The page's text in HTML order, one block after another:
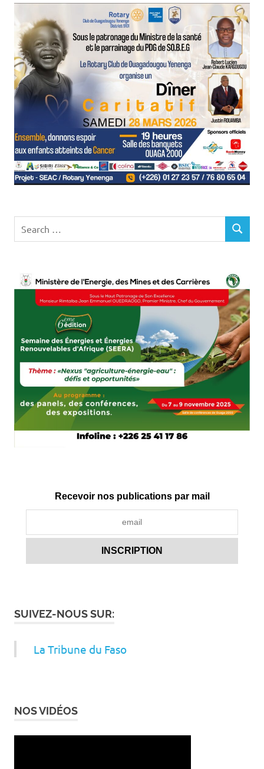
for:
SEARCH
Recevoir nos publications par mail
SUIVEZ-NOUS SUR:
La Tribune du Faso
NOS VIDÉOS